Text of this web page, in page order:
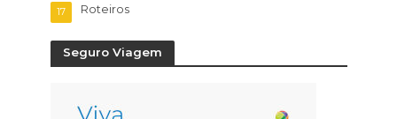
Roteiros
17
Seguro Viagem